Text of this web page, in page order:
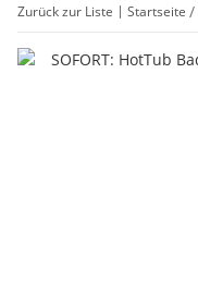
Zurück zur Liste Startseite